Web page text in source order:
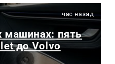
час назад
машинах: пять
до Volvo